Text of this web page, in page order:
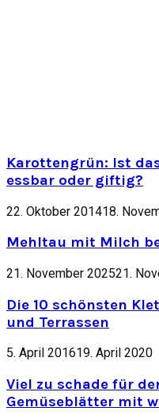
Karottengrün: Ist
essbar oder giftig?
22. Oktober 201418.
Mehltau mit Milch
21. November 202521.
Die 10 schönsten
und Terrassen
5. April 201619. April 2020
Viel zu schade für
Gemüseblätter mit